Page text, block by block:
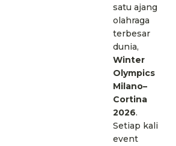
satu ajang
olahraga
terbesar
dunia,
Winter
Olympics
Milano–
Cortina
2026.
Setiap kali
event